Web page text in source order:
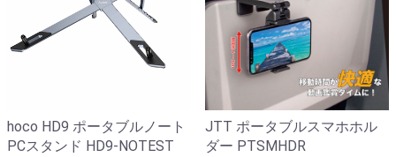
hoco HD9 ポータブルノート
PCスタンド HD9-NOTEST
JTT ポータブルスマホホル
ダー PTSMHDR